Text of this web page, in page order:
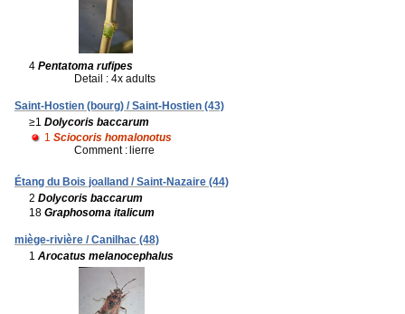
4 Pentatoma rufipes
Detail : 4x adults
Saint-Hostien (bourg) / Saint-Hostien (43)
≥1 Dolycoris baccarum
1 Sciocoris homalonotus
Comment :lierre
Étang du Bois joalland / Saint-Nazaire (44)
2 Dolycoris baccarum
18 Graphosoma italicum
miège-rivière / Canilhac (48)
1 Arocatus melanocephalus